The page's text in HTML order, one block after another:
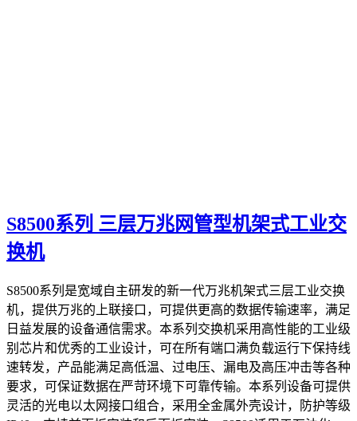
S8500系列 三层万兆网管型机架式工业交
换机
S8500系列是宽域自主研发的新一代万兆机架式三层工业交换
机，提供万兆的上联接口，可提供更高的数据传输速率，满足
日益发展的设备通信需求。本系列交换机采用高性能的工业级
别芯片和优秀的工业设计，可在所有端口满负载运行下保持线
速转发，产品能满足高低温、过电压、漏电及高压冲击等各种
要求，可保证数据在严苛环境下可靠传输。本系列设备可提供
灵活的光电以太网接口组合，采用全金属外壳设计，防护等级